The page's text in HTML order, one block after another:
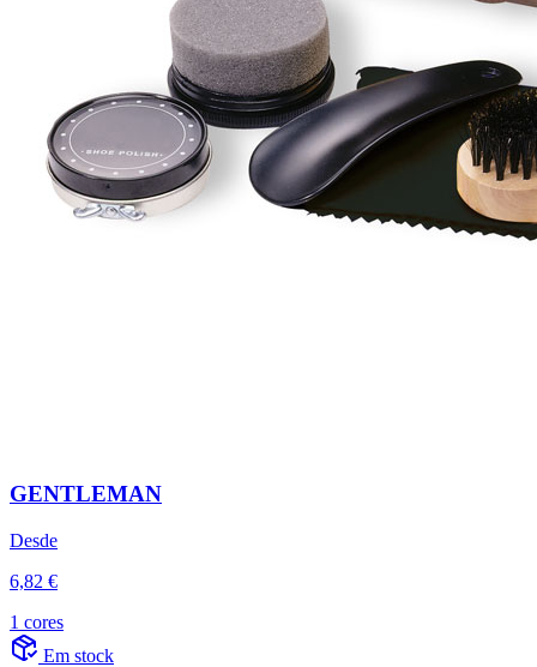
GENTLEMAN
Desde
6,82 €
1 cores
Em stock